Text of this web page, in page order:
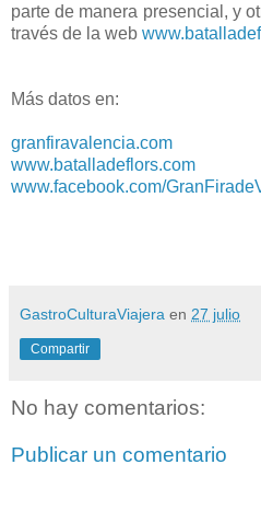
parte de manera presencial, y
través de la web
Más datos en:
granfiravalencia.com
www.batalladeflors.com
www.facebook.com/
GastroCulturaViajera en 27 julio
Compartir
No hay comentarios:
Publicar un comentario